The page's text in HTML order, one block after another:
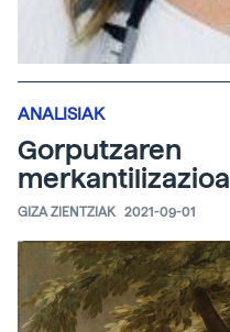
ANALISIAK
Gorputzaren
merkantilizazioa
GIZA ZIENTZIAK 2021-09-01